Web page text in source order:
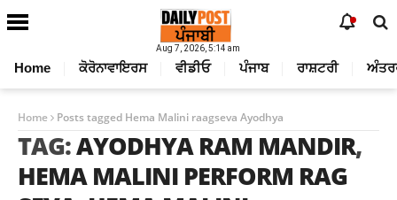
Aug 7, 2026, 5:14 am
Home ਕੋਰੋਨਾਵਾਇਰਸ ਵੀਡੀਓ ਪੰਜਾਬ ਰਾਸ਼ਟਰੀ
Home Posts tagged Hema Malini raagseva Ayodhya
TAG:AYODHYA RAM MANDIR,
HEMA MALINI PERFORM RAG